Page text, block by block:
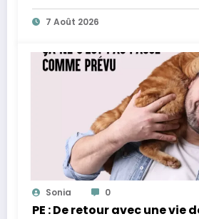
7 Août 2026
Sonia 0
PE : De retour avec une vie